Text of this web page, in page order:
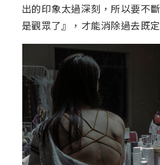
出的印象太過深刻，所以要不
是觀眾了』，才能消除過去既定